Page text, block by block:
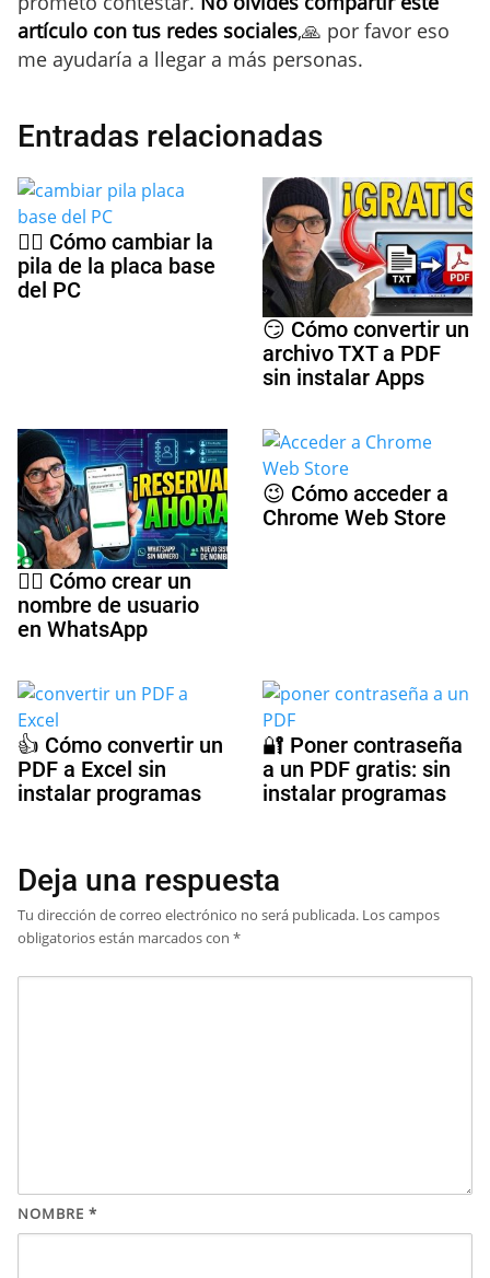
artículo con tus redes sociales,🙏 por favor eso
me ayudaría a llegar a más personas.
Entradas relacionadas
🤷‍♀️ Cómo cambiar la
pila de la placa base
del PC
😏 Cómo convertir un
archivo TXT a PDF
sin instalar Apps
🕵️‍♀️ Cómo crear un
nombre de usuario
en WhatsApp
😉 Cómo acceder a
Chrome Web Store
👍 Cómo convertir un
PDF a Excel sin
instalar programas
🔐 Poner contraseña
a un PDF gratis: sin
instalar programas
Deja una respuesta
Tu dirección de correo electrónico no será publicada. Los campos
obligatorios están marcados con *
NOMBRE *